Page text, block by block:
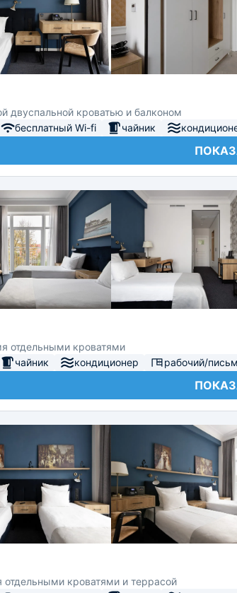
двуспальной кроватью и балконом
бесплатный Wi-fi чайник
отдельными кроватями
чайник кондиционер рабочий/
кроватями и террасой